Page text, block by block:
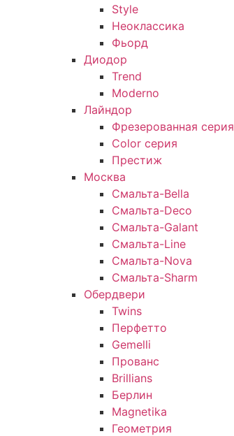
Style
Неоклассика
Фьорд
Диодор
Trend
Moderno
Лайндор
Фрезерованная серия
Color серия
Престиж
Москва
Смальта-Bella
Смальта-Deco
Смальта-Galant
Смальта-Line
Смальта-Nova
Смальта-Sharm
Обердвери
Twins
Перфетто
Gemelli
Прованс
Brillians
Берлин
Magnetika
Геометрия